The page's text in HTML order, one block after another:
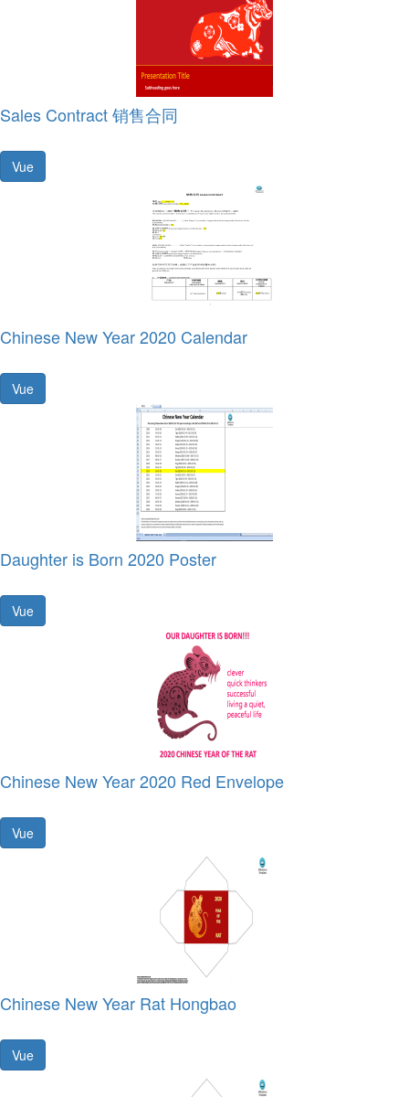
Sales Contract 销售合同
Vue
Chinese New Year 2020 Calendar
Vue
Daughter is Born 2020 Poster
Vue
Chinese New Year 2020 Red Envelope
Vue
Chinese New Year Rat Hongbao
Vue